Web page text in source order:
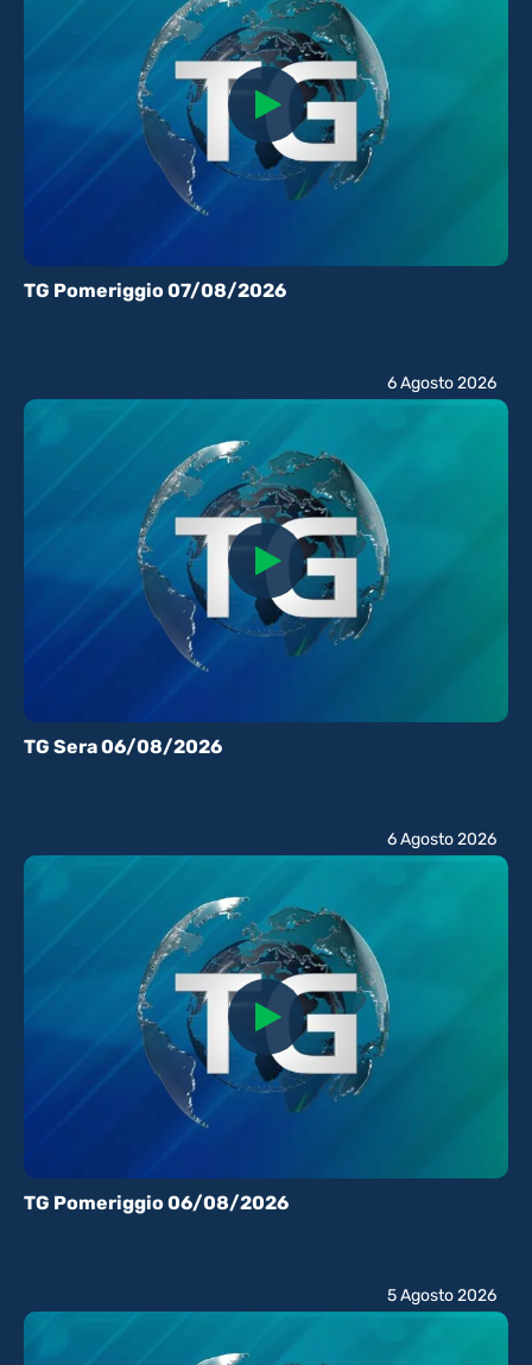
TG Pomeriggio 07/08/2026
TG Sera 06/08/2026
6 Agosto 2026
TG Pomeriggio 06/08/2026
6 Agosto 2026
5 Agosto 2026